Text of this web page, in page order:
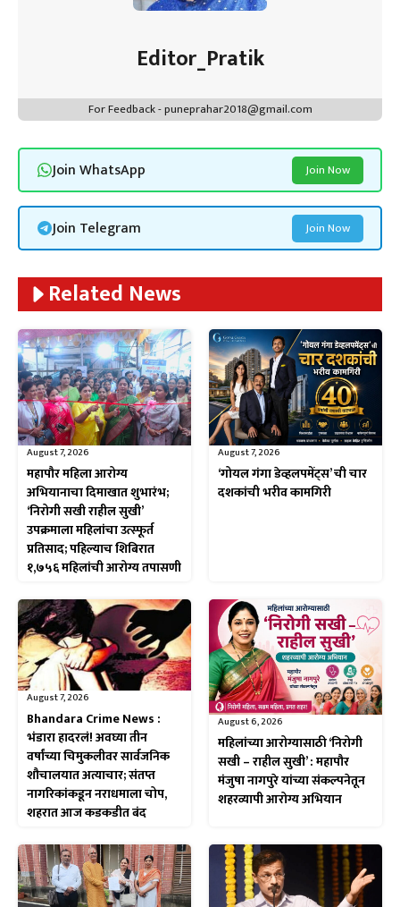
Editor_Pratik
For Feedback - puneprahar2018@gmail.com
Join WhatsApp Join Now
Join Telegram Join Now
Related News
August 7, 2026
महापौर महिला आरोग्य
अभियानाचा दिमाखात शुभारंभ;
‘निरोगी सखी राहील सुखी’
उपक्रमाला महिलांचा उत्स्फूर्त
प्रतिसाद; पहिल्याच शिबिरात
१,७५६ महिलांची आरोग्य तपासणी
August 7, 2026
‘गोयल गंगा डेव्हलपमेंट्स’ ची चार
दशकांची भरीव कामगिरी
August 7, 2026
Bhandara Crime News :
भंडारा हादरलं! अवघ्या तीन
वर्षांच्या चिमुकलीवर सार्वजनिक
शौचालयात अत्याचार; संतप्त
नागरिकांकडून नराधमाला चोप,
शहरात आज कडकडीत बंद
August 6, 2026
महिलांच्या आरोग्यासाठी ‘निरोगी
सखी – राहील सुखी’ : महापौर
मंजुषा नागपुरे यांच्या संकल्पनेतून
शहरव्यापी आरोग्य अभियान